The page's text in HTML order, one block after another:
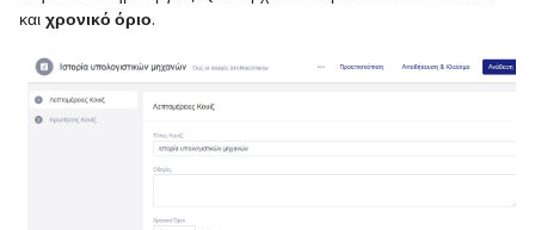
και χρονικό όριο.